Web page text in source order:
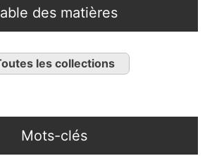
des matières
les collections
Mots-clés